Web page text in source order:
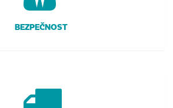
BEZPEČNOST